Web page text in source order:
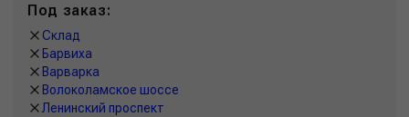
Под заказ:
Склад
Барвиха
Варварка
Волоколамское шоссе
Ленинский проспект